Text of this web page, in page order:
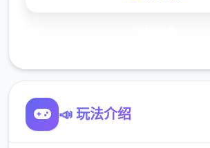
📣 玩法介绍